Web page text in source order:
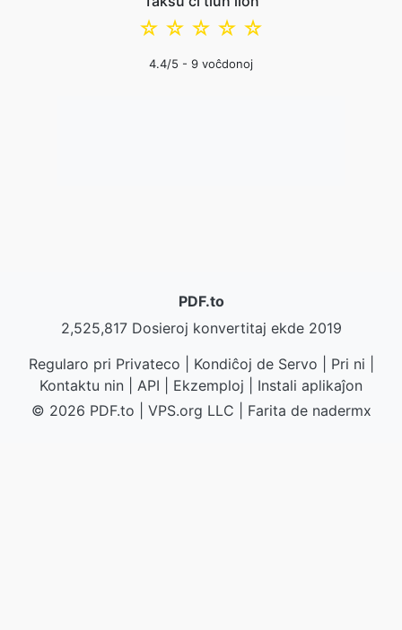
☆
☆
☆
☆
☆
4.4/5 - 9 voĉdonoj
PDF.to
2,525,817 Dosieroj konvertitaj ekde 2019
Regularo pri Privateco
Kondiĉoj de Servo Pri ni
Kontaktu nin
API Ekzemploj
Instali aplikaĵon
© 2026 PDF.to
VPS.org LLC | Farita de nadermx